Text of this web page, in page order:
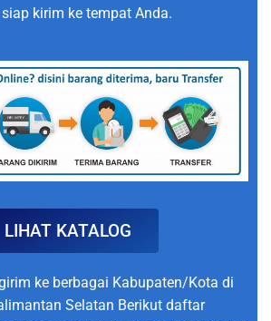
kirim ke tempat Anda.
LIHAT KATALOG
ke berbagai Kabupaten/Kota di
Selatan Berikut daftar